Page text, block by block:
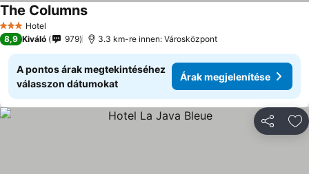
3 Kategória
Hotel
The Columns
8,9 Kiváló 979 3.3 km-re innen: Városközpont
A pontos árak megtekintéséhez
válasszon dátumokat
Árak megjelenítése